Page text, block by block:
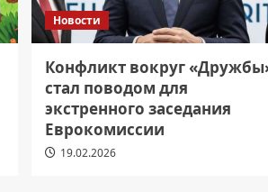
Новости
Конфликт вокруг
стал поводом для
экстренного заседания
Еврокомиссии
19.02.2026